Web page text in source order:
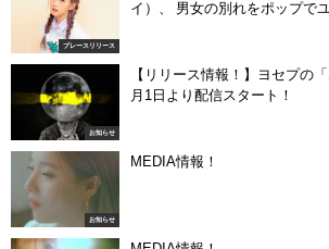
プレースリリース
イ）、 男女の別れをポップで
お知らせ
【リリース情報！】ヨセプの
月1日より配信スタート！
お知らせ
MEDIA情報！